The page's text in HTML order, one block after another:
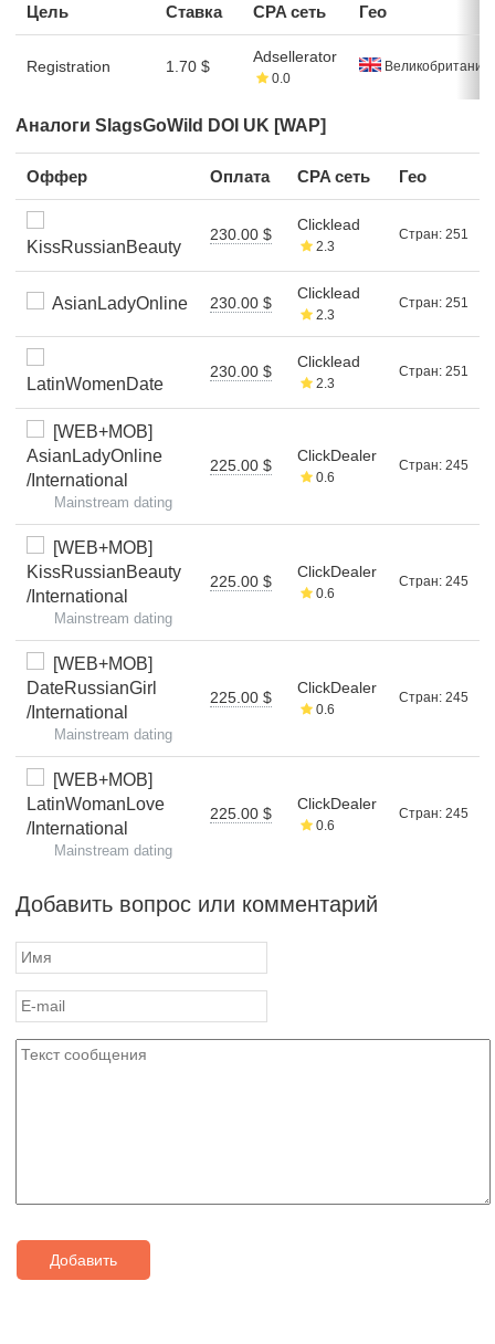
Цель Ставка CPA сеть Гео
Registration 1.70 $
Adsellerator
0.0
Великобритания
Аналоги SlagsGoWild DOI UK [WAP]
Оффер Оплата CPA сеть Гео
KissRussianBeauty
230.00 $
Clicklead
2.3
Стран: 251
AsianLadyOnline 230.00 $
Clicklead
2.3
Стран: 251
LatinWomenDate
230.00 $
Clicklead
2.3
Стран: 251
[WEB+MOB]
AsianLadyOnline
/International
Mainstream dating
225.00 $
ClickDealer
0.6
Стран: 245
[WEB+MOB]
KissRussianBeauty
/International
Mainstream dating
225.00 $
ClickDealer
0.6
Стран: 245
[WEB+MOB]
DateRussianGirl
/International
Mainstream dating
225.00 $
ClickDealer
0.6
Стран: 245
[WEB+MOB]
LatinWomanLove
/International
Mainstream dating
225.00 $
ClickDealer
0.6
Стран: 245
Добавить вопрос или комментарий
Добавить